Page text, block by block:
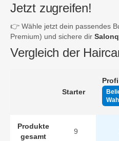
Jetzt zugreifen!
👉 Wähle jetzt dein passendes
Premium) und sichere dir
Vergleich der
Starter
Profi
Produkte
gesamt
9